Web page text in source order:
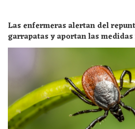
Las enfermeras alertan del
garrapatas y aportan las
evitar las enfermedades